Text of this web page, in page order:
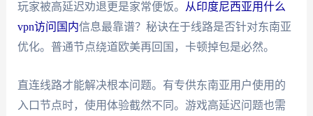
玩家被高延迟劝退更是家常便饭。
从印度尼西亚用什么
vpn访问国内信息最靠谱？秘诀在于线路是否针对东南亚
优化。普通节点绕道欧美再回国，卡顿掉包是必然。
直连线路才能解决根本问题。有专供东南亚用户使用的
入口节点时，使用体验截然不同。游戏高延迟问题也需